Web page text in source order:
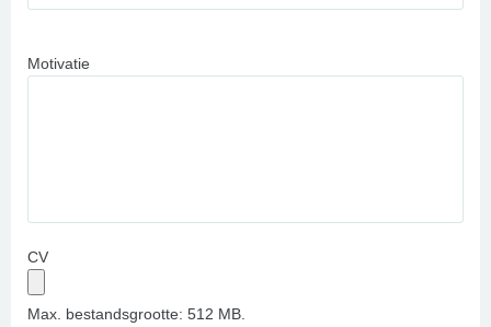
Motivatie
CV
Max. bestandsgrootte: 512 MB.